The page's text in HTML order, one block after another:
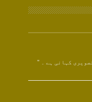
کہانی ہے ۔ "